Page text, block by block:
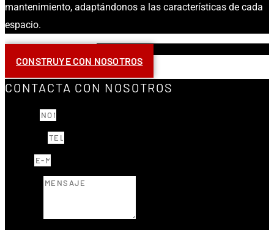
mantenimiento, adaptándonos a las características de cada
espacio.
CONSTRUYE CON NOSOTROS
CONTACTA CON NOSOTROS